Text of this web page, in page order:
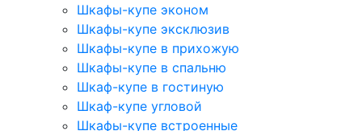
Шкафы-купе эконом
Шкафы-купе эксклюзив
Шкафы-купе в прихожую
Шкафы-купе в спальню
Шкаф-купе в гостиную
Шкаф-купе угловой
Шкафы-купе встроенные